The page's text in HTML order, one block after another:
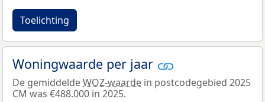
Toelichting
Woningwaarde per jaar
De gemiddeldeWOZ-waarde in postcodegebied 2025
CM was €488.000 in 2025.